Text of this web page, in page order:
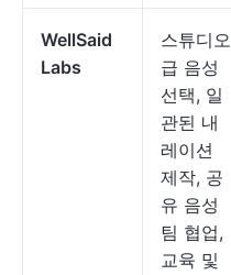
WellSaid
Labs
스튜디오
급 음성
선택, 일
관된 내
레이션
제작, 공
유 음성
팀 협업,
교육 및